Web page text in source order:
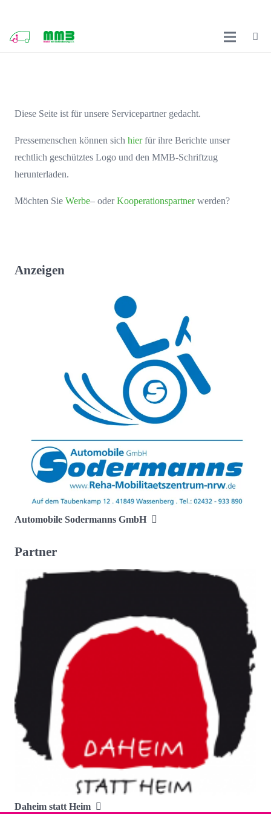
Diese Seite ist für unsere Servicepartner gedacht.
Pressemenschen können sich hierfür ihre Berichte unser
rechtlich geschütztes Logo und den MMB-Schriftzug
herunterladen.
Möchten Sie Werbe– oderKooperationspartnerwerden?
Anzeigen
Automobile Sodermanns GmbH
Partner
Daheim statt Heim